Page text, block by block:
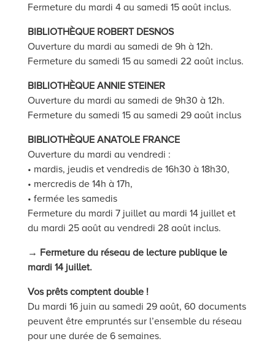
Fermeture du mardi 4 au samedi 15 août inclus.
BIBLIOTHÈQUE ROBERT DESNOS
Ouverture du mardi au samedi de 9h à 12h.
Fermeture du samedi 15 au samedi 22 août inclus.
BIBLIOTHÈQUE ANNIE STEINER
Ouverture du mardi au samedi de 9h30 à 12h.
Fermeture du samedi 15 au samedi 29 août inclus
BIBLIOTHÈQUE ANATOLE FRANCE
Ouverture du mardi au vendredi :
• mardis, jeudis et vendredis de 16h30 à 18h30,
• mercredis de 14h à 17h,
• fermée les samedis
Fermeture du mardi 7 juillet au mardi 14 juillet et
du mardi 25 août au vendredi 28 août inclus.
→ Fermeture du réseau de lecture publique le
mardi 14 juillet.
Vos prêts comptent double !
Du mardi 16 juin au samedi 29 août, 60 documents
peuvent être empruntés sur l’ensemble du réseau
pour une durée de 6 semaines.